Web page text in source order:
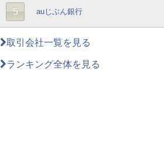
5 auじぶん銀行
取引会社一覧を見る
ランキング全体を見る